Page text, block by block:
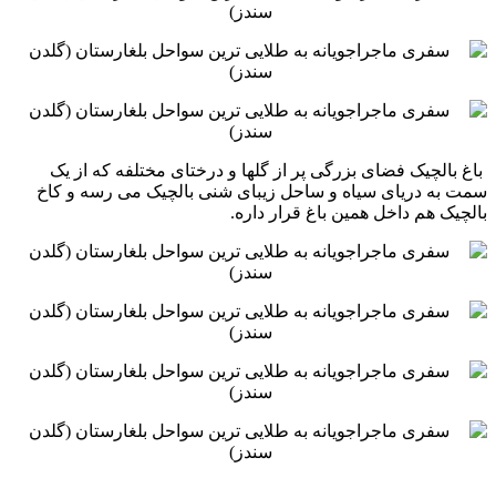
‏ باغ بالچیک فضای بزرگی پر از گلها و درختای مختلفه که از یک
سمت به دریای سیاه و ساحل زیبای شنی بالچیک می ‏رسه و کاخ
بالچیک هم داخل همین باغ قرار داره.‏ ‏